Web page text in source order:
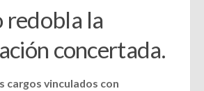
redobla la
concertada.
cargos vinculados con